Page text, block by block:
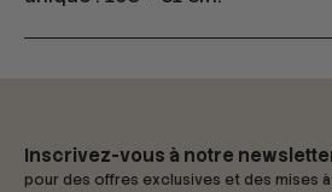
Inscrivez-vous à notre
pour des offres exclusives et des mises